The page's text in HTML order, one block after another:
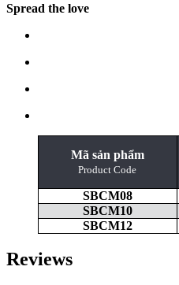
Spread the love
Mã sản phẩm
Product Code
SBCM08
SBCM10
SBCM12
Reviews